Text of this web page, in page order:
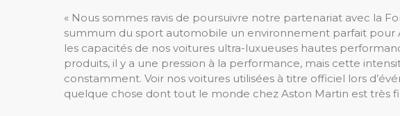
« Nous sommes ravis de poursuivre notre partenariat avec la
summum du sport automobile un environnement parfait
les capacités de nos voitures ultra-luxueuses hautes
produits, il y a une pression à la performance, mais cette
constamment. Voir nos voitures utilisées à titre officiel lors
quelque chose dont tout le monde chez Aston Martin est très